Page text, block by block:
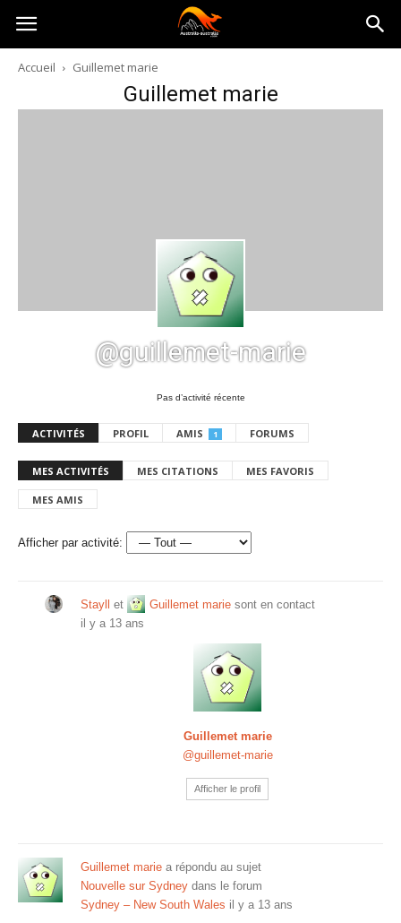
Australia-
australie.com
Accueil Guillemet marie
Guillemet marie
@guillemet-marie
Pas d’activité récente
ACTIVITÉS PROFIL AMIS 1 FORUMS
MES ACTIVITÉS MES CITATIONS MES FAVORIS
MES AMIS
Afficher par activité:
Stayll et Guillemet marie sont en contact
il y a 13 ans
Guillemet marie
@guillemet-marie
Afficher le profil
Guillemet marie a répondu au sujet
Nouvelle sur Sydney dans le forum
Sydney – New South Wales il y a 13 ans